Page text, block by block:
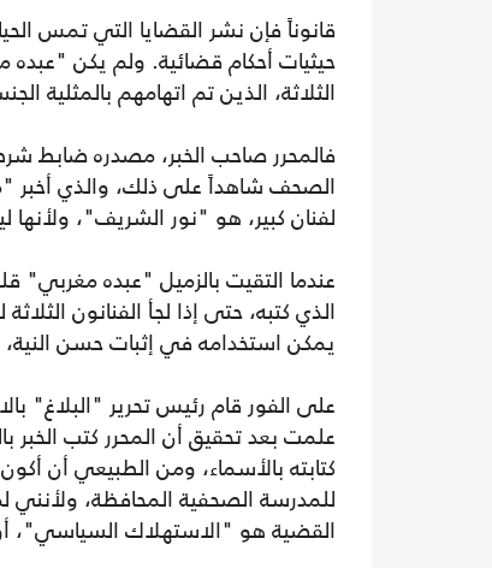
قانوناً فإن نشر القضايا التي تمس
حيثيات أحكام قضائية. ولم يكن
الثلاثة، الذين تم اتهامهم بالمثلية
فالمحرر صاحب الخبر، مصدره ضابط
الصحف شاهداً على ذلك، والذي أخبر
لفنان كبير، هو "نور الشريف"،
عندما التقيت بالزميل "عبده
الذي كتبه، حتى إذا لجأ الفنانون
يمكن استخدامه في إثبات حسن
على الفور قام رئيس تحرير "البلاغ"
علمت بعد تحقيق أن المحرر كتب
كتابته بالأسماء، ومن الطبيعي أن
للمدرسة الصحفية المحافظة،
القضية هو "الاستهلاك السياسي"، أو